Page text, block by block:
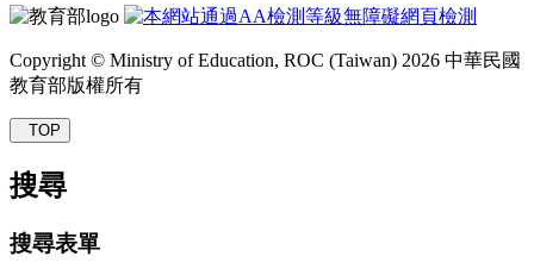
Copyright © Ministry of Education, ROC (Taiwan) 2026 中華民國
教育部版權所有
TOP
搜尋
搜尋表單